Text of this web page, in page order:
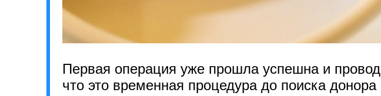
Первая операция уже прошла успешна и
что это временная процедура до поиска